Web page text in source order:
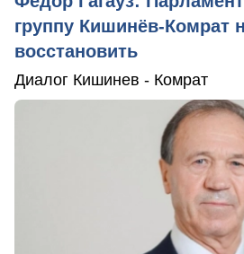
группу Кишинёв-Комрат
восстановить
Диалог Кишинев - Комрат